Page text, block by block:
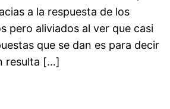
a la respuesta de los
pero aliviados al ver que casi
que se dan es para decir
resulta […]